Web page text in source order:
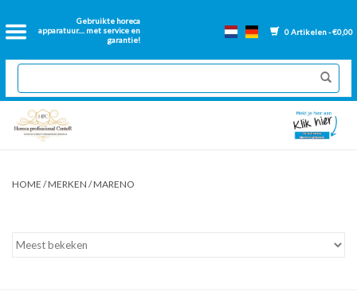
Gebruikte horeca
apparatuur.... met service en
garantie!
0 Artikelen - €0,00
Home
2dehands Horeca
Nieuwe apparatuur
Onderdelen bakwanden
HOME /MERKEN /MARENO